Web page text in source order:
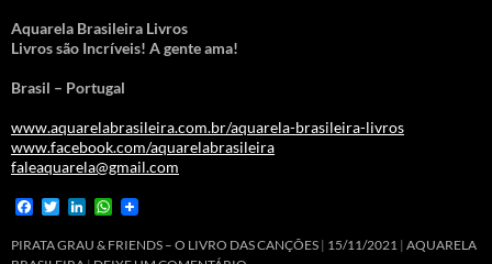
Aquarela Brasileira Livros
Livros são Incríveis! A gente ama!
Brasil – Portugal
www.aquarelabrasileira.com.br/aquarela-brasileira-livros
www.facebook.com/aquarelabrasileira
faleaquarela@gmail.com
F
c
e
i
t
n
k
W
a
t
PIRATA GRAU & FRIENDS – O LIVRO DAS CANÇÕES 15/11/2021 AQUARELA